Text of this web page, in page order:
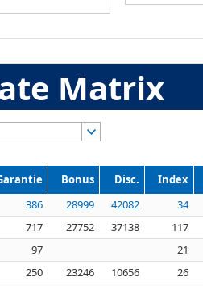
Matrix
Bonus Disc.
Index
386 28999 42082
34
717 27752 37138
117
97
21
250 23246 10656
26